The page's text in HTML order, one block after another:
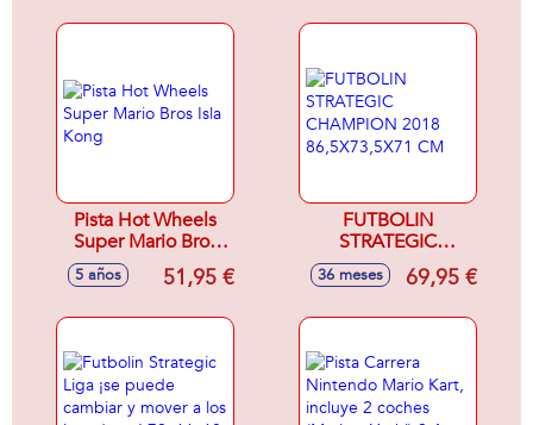
Pista Hot Wheels
Super Mario Bros
Isla Kong
5 años 51,95 €
FUTBOLIN
STRATEGIC
CHAMPION 2018
86,5X73,5X71 CM
36 meses 69,95 €